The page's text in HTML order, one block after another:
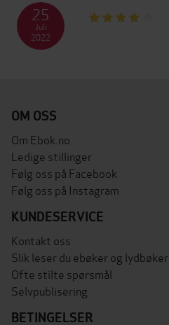
25
Juli
2022
OM OSS
Om Ebok.no
Ledige stillinger
Følg oss på Facebook
Følg oss på Instagram
KUNDESERVICE
Kontakt oss
Slik leser du ebøker og lydbøker
Ofte stilte spørsmål
Selvpublisering
BETINGELSER